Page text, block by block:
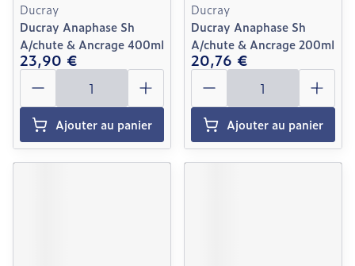
Ducray
Ducray Anaphase Sh
A/chute & Ancrage 400ml
23,90 €
Quantité
Ajouter au panier
Ducray
Ducray Anaphase Sh
A/chute & Ancrage 200ml
20,76 €
Quantité
Ajouter au panier